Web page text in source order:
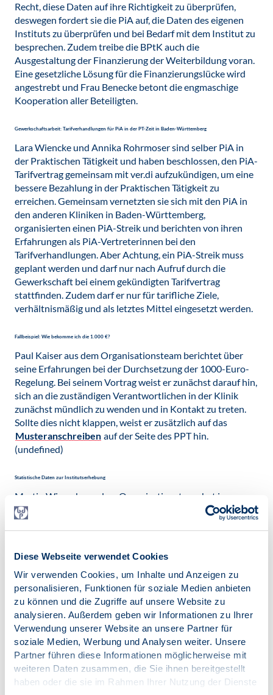
Diese Webseite verwendet Cookies
Wir verwenden Cookies, um Inhalte und Anzeigen zu
personalisieren, Funktionen für soziale Medien anbieten
zu können und die Zugriffe auf unsere Website zu
analysieren. Außerdem geben wir Informationen zu Ihrer
Verwendung unserer Website an unsere Partner für
soziale Medien, Werbung und Analysen weiter. Unsere
Partner führen diese Informationen möglicherweise mit
weiteren Daten zusammen, die Sie ihnen bereitgestellt
haben oder die sie im Rahmen Ihrer Nutzung der Dienste
Recht, diese Daten auf ihre Richtigkeit zu überprüfen,
deswegen fordert sie die PiA auf, die Daten des eigenen
Instituts zu überprüfen und bei Bedarf mit dem Institut zu
besprechen. Zudem treibe die BPtK auch die
Ausgestaltung der Finanzierung der Weiterbildung voran.
Eine gesetzliche Lösung für die Finanzierungslücke wird
angestrebt und Frau Benecke betont die engmaschige
Kooperation aller Beteiligten.
Gewerkschaftsarbeit: Tarifverhandlungen für PiA in der PT-Zeit in Baden-Württemberg
Lara Wiencke und Annika Rohrmoser sind selber PiA in
der Praktischen Tätigkeit und haben beschlossen, den PiA-
Tarifvertrag gemeinsam mit ver.di aufzukündigen, um eine
bessere Bezahlung in der Praktischen Tätigkeit zu
erreichen. Gemeinsam vernetzten sie sich mit den PiA in
den anderen Kliniken in Baden-Württemberg,
organisierten einen PiA-Streik und berichten von ihren
Erfahrungen als PiA-Vertreterinnen bei den
Tarifverhandlungen. Aber Achtung, ein PiA-Streik muss
geplant werden und darf nur nach Aufruf durch die
Gewerkschaft bei einem gekündigten Tarifvertrag
stattfinden. Zudem darf er nur für tarifliche Ziele,
verhältnismäßig und als letztes Mittel eingesetzt werden.
Fallbeispiel: Wie bekomme ich die 1.000 €?
Paul Kaiser aus dem Organisationsteam berichtet über
seine Erfahrungen bei der Durchsetzung der 1000-Euro-
Regelung. Bei seinem Vortrag weist er zunächst darauf hin,
sich an die zuständigen Verantwortlichen in der Klinik
zunächst mündlich zu wenden und in Kontakt zu treten.
Sollte dies nicht klappen, weist er zusätzlich auf das
Musteranschreiben auf der Seite des PPT hin.
(undefined)
Statistische Daten zur Institutserhebung
Martin Wierzyk aus dem Organisationsteam hat im
Vorfeld des Treffens erneut die bisher eingegangenen
Daten ausgewertet. Dieses Mal hat er die Daten im
noch mehrere Institute und die Korrektheit der Daten
werden von ihm infrage gestellt. Wenig überraschend ist
bei den Ausbildungskosten ein großer Kostentreiber die
Einzel- im Vergleich zu einer Gruppenselbsterfahrung. Der
Anteil der Einzelselbsterfahrung ist insbesondere bei den
psychodynamischen Instituten erhöht. Bei diesen wird
zudem mehr Gehalt in der praktischen Ausbildung an die
PiA ausgeschüttet.
Bei allen Trägern machen die PiA aber ca. 8000 € Gewinn.